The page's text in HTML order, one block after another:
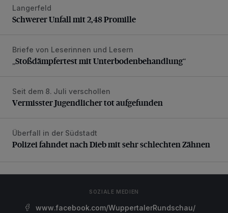
Schwerer Unfall mit 2,48 Promille
Langerfeld
Schwerer Unfall mit 2,48 Promille
„Stoßdämpfertest mit Unterbodenbehandlung“
Briefe von Leserinnen und Lesern
„Stoßdämpfertest mit Unterbodenbehandlung“
Vermisster Jugendlicher tot aufgefunden
Seit dem 8. Juli verschollen
Vermisster Jugendlicher tot aufgefunden
Polizei fahndet nach Dieb mit sehr schlechten Zähnen
Überfall in der Südstadt
Polizei fahndet nach Dieb mit sehr schlechten Zähnen
SOZIALE MEDIEN
www.facebook.com/WuppertalerRundschau/